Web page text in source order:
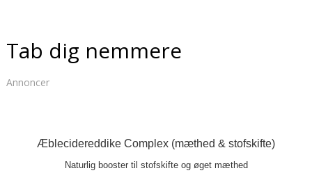
Tab dig nemmere
Annoncer
Æblecidereddike Complex (mæthed & stofskifte)
Naturlig booster til stofskifte og øget mæthed